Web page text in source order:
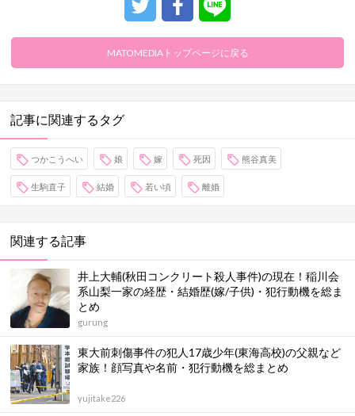
MATOMEDIAトップページに戻る
記事に関連するタグ
つかこうへい 娘 嫁 死因 熊谷真美
生駒直子 結婚 若い頃 離婚
関連する記事
井上大輔(秋田コンクリート殺人事件)の現在！稲川会
系山梨一家の経歴・結婚歴(嫁/子供)・犯行動機を総ま
とめ
gurung
東大前刺傷事件の犯人17歳少年(東海高校)の父親など
家族！顔写真や名前・犯行動機を総まとめ
yujitake226